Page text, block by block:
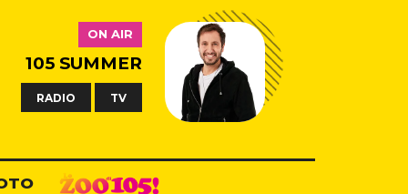
ON AIR
105 SUMMER
RADIO TV